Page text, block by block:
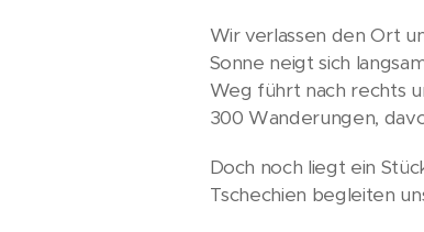
Wir verlassen den Ort
Sonne neigt sich
Weg führt nach rechts
300 Wanderungen,
Doch noch liegt ein
Tschechien begleiten